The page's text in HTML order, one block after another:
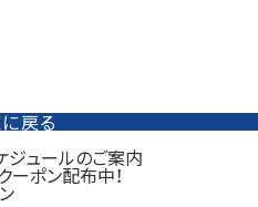
戻る
ュールのご案内
ーポン配布中！